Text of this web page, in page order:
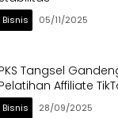
Bisnis 05/11/2025
PKS Tangsel
Pelatihan Affiliate
Bisnis 28/09/2025